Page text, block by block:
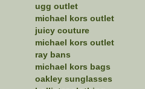
ugg outlet
michael kors outlet
juicy couture
michael kors outlet
ray bans
michael kors bags
oakley sunglasses